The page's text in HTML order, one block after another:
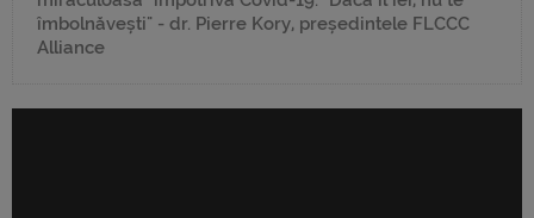
îmbolnăvești" - dr. Pierre Kory, președintele FLCCC
Alliance